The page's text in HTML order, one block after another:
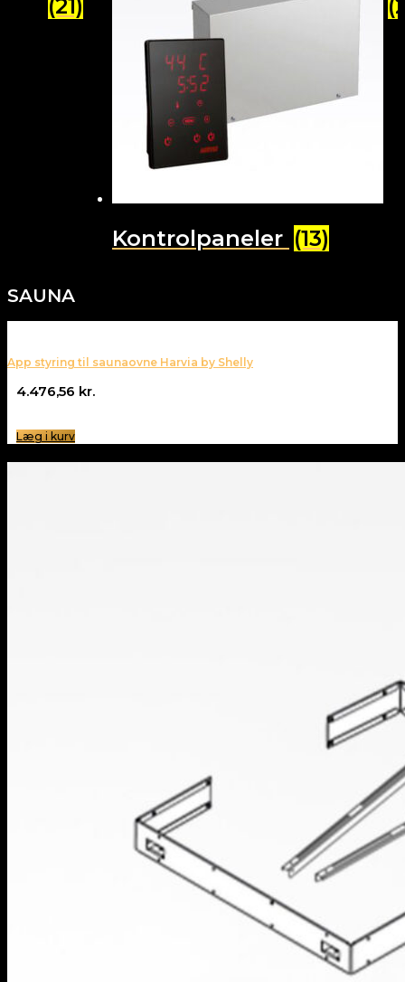
(21)
Kontrolpaneler (13)
SAUNA
App styring til saunaovne Harvia by Shelly
4.476,56 kr.
Læg i kurv